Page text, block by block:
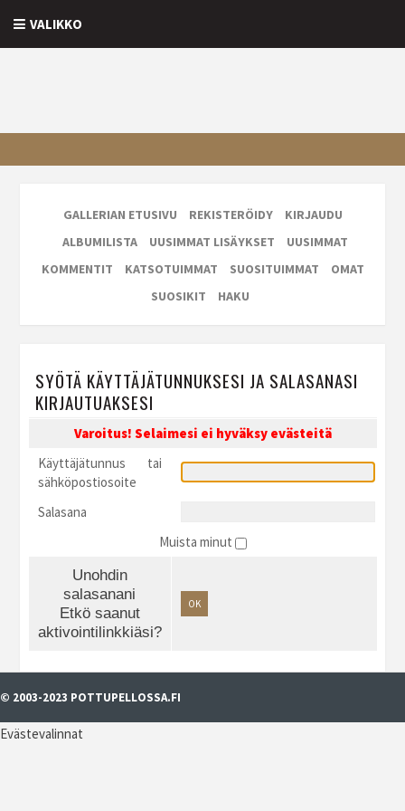
VALIKKO
GALLERIAN ETUSIVU REKISTERÖIDY
KIRJAUDU
ALBUMILISTA
UUSIMMAT LISÄYKSET
UUSIMMAT
KOMMENTIT
KATSOTUIMMAT SUOSITUIMMAT
OMAT
SUOSIKIT
HAKU
SYÖTÄ KÄYTTÄJÄTUNNUKSESI JA SALASANASI
KIRJAUTUAKSESI
Varoitus! Selaimesi ei hyväksy evästeitä
Käyttäjätunnus tai
sähköpostiosoite
Salasana
Muista minut
Unohdin
salasanani
Etkö saanut
aktivointilinkkiäsi?
OK
© 2003-2023 POTTUPELLOSSA.FI
Evästevalinnat